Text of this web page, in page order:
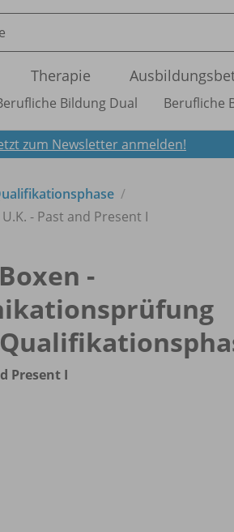
Therapie
Bildung Dual Berufliche
zum Newsletter anmelden!
- Past and Present I
-
Present I